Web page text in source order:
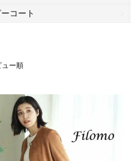
コート
ュー順